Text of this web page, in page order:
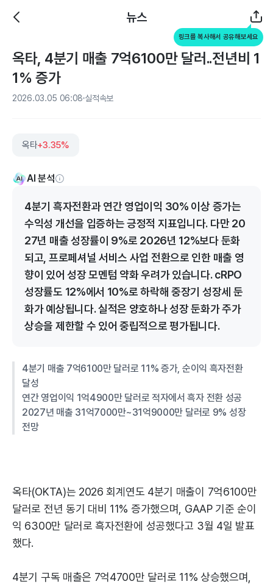
뉴스
링크를 복사해서 공유해보세요
옥타, 4분기 매출 7억6100만 달러..전년비 1
1% 증가
2026.03.05 06:08 실적속보
옥타+3.35%
AI 분석
4분기 흑자전환과 연간 영업이익 30% 이상 증가는
수익성 개선을 입증하는 긍정적 지표입니다. 다만 20
27년 매출 성장률이 9%로 2026년 12%보다 둔화
되고, 프로페셔널 서비스 사업 전환으로 인한 매출 영
향이 있어 성장 모멘텀 약화 우려가 있습니다. cRPO
성장률도 12%에서 10%로 하락해 중장기 성장세 둔
화가 예상됩니다. 실적은 양호하나 성장 둔화가 주가
상승을 제한할 수 있어 중립적으로 평가됩니다.
4분기 매출 7억6100만 달러로 11% 증가, 순이익 흑자전환
달성
연간 영업이익 1억4900만 달러로 적자에서 흑자 전환 성공
2027년 매출 31억7000만~31억9000만 달러로 9% 성장
전망
옥타(OKTA)는 2026 회계연도 4분기 매출이 7억6100만
달러로 전년 동기 대비 11% 증가했으며, GAAP 기준 순이
익 6300만 달러로 흑자전환에 성공했다고 3월 4일 발표
했다.
4분기 구독 매출은 7억4700만 달러로 11% 상승했으며,